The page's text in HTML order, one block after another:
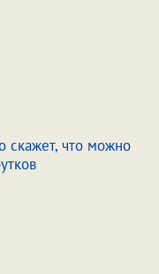
скажет, что можно